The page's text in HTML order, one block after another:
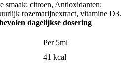
smaak: citroen, Antioxidanten:
rozemarijnextract, vitamine D3.
dagelijkse dosering
Per 5ml
41 kcal